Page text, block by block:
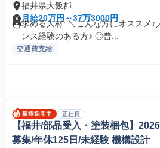
福井県大飯郡
月給20万円～37万3000円
求める人材: ＼こんな方にオススメ
ンス経験のある方♪ ◎普...
交通費支給
正社員
【福井/部品受入・塗装梱包】
募集/年休125日/未経験 機構設計